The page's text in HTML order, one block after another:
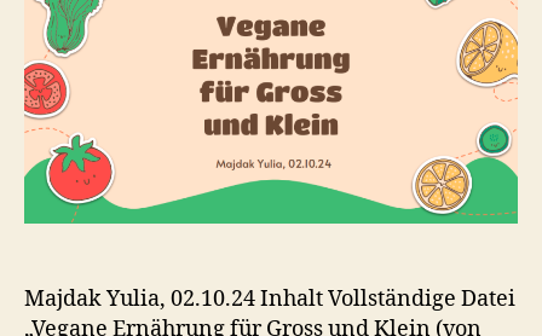
Majdak Yulia, 02.10.24 Inhalt Vollständige Datei
„Vegane Ernährung für Gross und Klein (von